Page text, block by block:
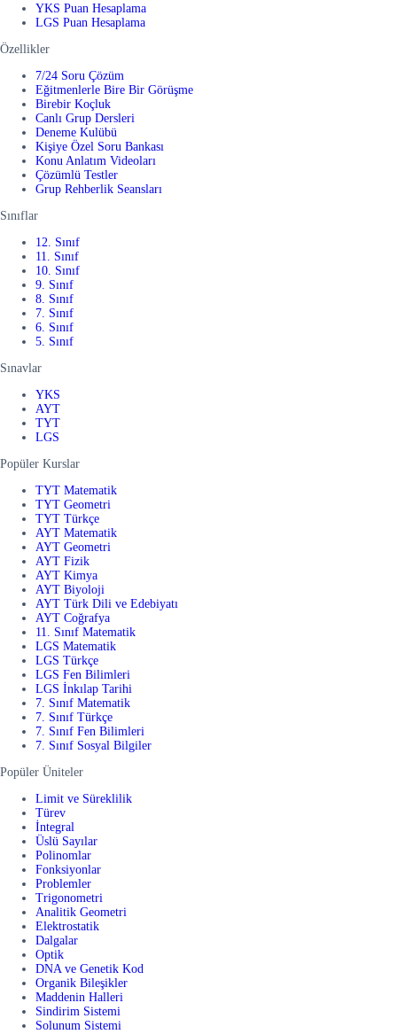
YKS Puan Hesaplama
LGS Puan Hesaplama
Özellikler
7/24 Soru Çözüm
Eğitmenlerle Bire Bir Görüşme
Birebir Koçluk
Canlı Grup Dersleri
Deneme Kulübü
Kişiye Özel Soru Bankası
Konu Anlatım Videoları
Çözümlü Testler
Grup Rehberlik Seansları
Sınıflar
12. Sınıf
11. Sınıf
10. Sınıf
9. Sınıf
8. Sınıf
7. Sınıf
6. Sınıf
5. Sınıf
Sınavlar
YKS
AYT
TYT
LGS
Popüler Kurslar
TYT Matematik
TYT Geometri
TYT Türkçe
AYT Matematik
AYT Geometri
AYT Fizik
AYT Kimya
AYT Biyoloji
AYT Türk Dili ve Edebiyatı
AYT Coğrafya
11. Sınıf Matematik
LGS Matematik
LGS Türkçe
LGS Fen Bilimleri
LGS İnkılap Tarihi
7. Sınıf Matematik
7. Sınıf Türkçe
7. Sınıf Fen Bilimleri
7. Sınıf Sosyal Bilgiler
Popüler Üniteler
Limit ve Süreklilik
Türev
İntegral
Üslü Sayılar
Polinomlar
Fonksiyonlar
Problemler
Trigonometri
Analitik Geometri
Elektrostatik
Dalgalar
Optik
DNA ve Genetik Kod
Organik Bileşikler
Maddenin Halleri
Sindirim Sistemi
Solunum Sistemi